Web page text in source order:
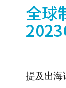
全球
提及出海